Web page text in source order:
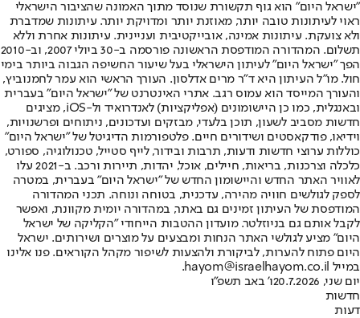
"ישראל היום" הוא גוף תקשורת שנוסד מתוך האמונה שהציבור הישראלי
ראוי לעיתונות טובה יותר, מאוזנת יותר ומדויקת יותר. עיתונות שמדברת
ולא צועקת. עיתונות אמינה, אובייקטיבית ועניינית. עיתונות אחרת וללא
תשלום. המהדורה המודפסת הראשונה פורסמה ב-30 ביולי 2007, וב-2010
הפך "ישראל היום" לעיתון הישראלי בעל שיעור החשיפה הגבוה ביותר בימי
חול. מו"ל העיתון היא ד"ר מרים אדלסון. העורך הראשי הוא עמר לחמנוביץ,
והעורך המייסד הוא עמוס רגב. אתרי האינטרנט של "ישראל היום" בעברית
ובאנגלית, כמו כן היישומונים (אפליקציות) לאנדרואיד ול-iOS, מציגים
חדשות מסביב לשעון, תוכן בלעדי, מבזקים ועדכונים, ניתוחים ופרשנויות,
וידיאו, פודקאסטים ושידורים חיים. פלטפורמות הדיגיטל של "ישראל היום"
כוללות ערוצי חדשות ודעות, תרבות ובידור, לייף סטייל, טכנולוגיה, ספורט,
כלכלה וצרכנות, בריאות, חיילים, אוכל, יהדות, תיירות ורכב. ב-2021 עלו
לאוויר האתר החדש והיישומון החדש של "ישראל היום" בעברית, במטרה
לספק לגולשים חוויה מהירה, עדכנית, בטוחה ונוחה. תכני המהדורה
המודפסת של העיתון זמינים גם באתר, במהדורה יומית מקוונת, ואפשר
לקבל אותם גם בניוזלטר. מועדון ההטבות הייחודי "הקליקה של ישראל
היום" מציע לגולשי האתר הנחות ומבצעים על מוצרים ושירותים. ישראל
היום פתוח להערות, לביקורת ולהצעות לשיפור מקהל הקוראים. פנו אלינו
במייל hayom@israelhayom.co.il.
יום שני, 20.7.2026
ו' באב תשפ"ו
חדשות
דעות